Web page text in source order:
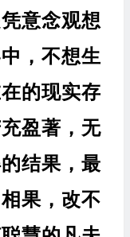
意念观想
，不想生
的现实存
盈著，无
结果，最
果，改不